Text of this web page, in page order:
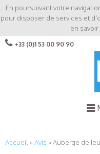
En poursuivant votre
pour disposer de services et
en savoir
+33 (0)1 53 00 90 90
Accueil »Avis »Auberge de